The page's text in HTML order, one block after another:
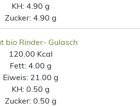
KH: 4.90 g
Zucker: 4.90 g
bio Rinder- Gulasch
120.00 Kcal
Fett: 4.00 g
Eiweis: 21.00 g
KH: 0.50 g
Zucker: 0.50 g